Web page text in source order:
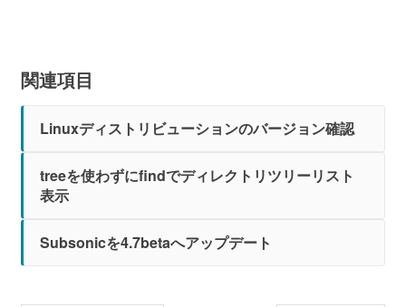
関連項目
Linuxディストリビューションのバージョン確認
treeを使わずにfindでディレクトリツリーリスト
表示
Subsonicを4.7betaへアップデート